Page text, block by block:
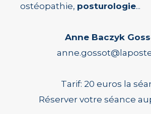
ostéopathie, posturologie...
Anne Baczyk
Tarif: 20 euros la
Réserver votre séance